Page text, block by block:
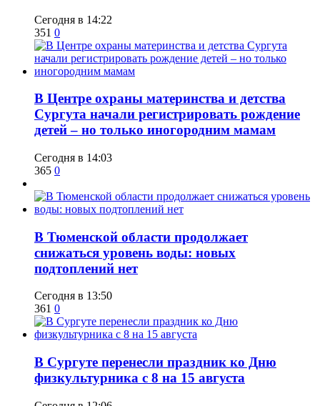
Сегодня в 14:22
351 0
​В Центре охраны материнства и детства
Сургута начали регистрировать рождение
детей – но только иногородним мамам
Сегодня в 14:03
365 0
​В Тюменской области продолжает
снижаться уровень воды: новых
подтоплений нет
Сегодня в 13:50
361 0
​В Сургуте перенесли праздник ко Дню
физкультурника с 8 на 15 августа